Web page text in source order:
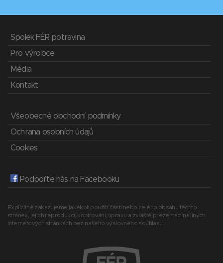
Spolek FÉR potravina
Pro výrobce
Média
Kontakt
Všeobecné obchodní podmínky
Ochrana osobních údajů
Cookies
Podpořte nás na Facebooku
Explicitně zakazujeme jakékoli použití části nebo celého obsahu těchto
stránek, jejich reprodukci, kopírování, úpravu a zvláště prezentaci na jiných
internetových stránkách bez našeho výslovného souhlasu.